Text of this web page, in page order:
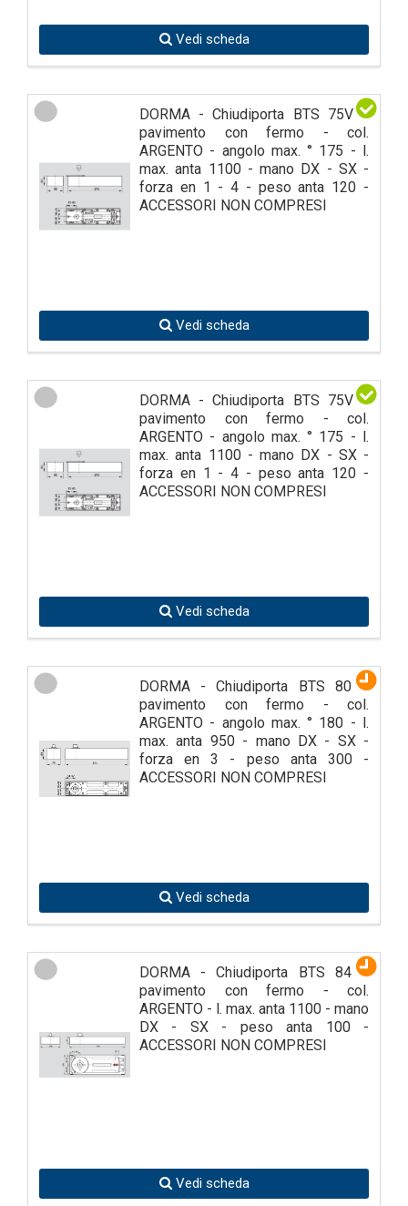
Vedi scheda
DORMA - Chiudiporta BTS 75V a
pavimento con fermo - col.
ARGENTO - angolo max. ° 175 - l.
max. anta 1100 - mano DX - SX -
forza en 1 - 4 - peso anta 120 -
ACCESSORI NON COMPRESI
Vedi scheda
DORMA - Chiudiporta BTS 75V a
pavimento con fermo - col.
ARGENTO - angolo max. ° 175 - l.
max. anta 1100 - mano DX - SX -
forza en 1 - 4 - peso anta 120 -
ACCESSORI NON COMPRESI
Vedi scheda
DORMA - Chiudiporta BTS 80 a
pavimento con fermo - col.
ARGENTO - angolo max. ° 180 - l.
max. anta 950 - mano DX - SX -
forza en 3 - peso anta 300 -
ACCESSORI NON COMPRESI
Vedi scheda
DORMA - Chiudiporta BTS 84 a
pavimento con fermo - col.
ARGENTO - l. max. anta 1100 - mano
DX - SX - peso anta 100 -
ACCESSORI NON COMPRESI
Vedi scheda